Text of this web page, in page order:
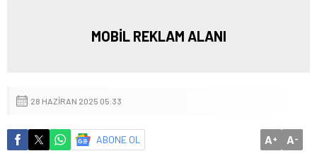
MOBİL REKLAM ALANI
28 HAZIRAN 2025 05:33
ABONE OL A+ A-